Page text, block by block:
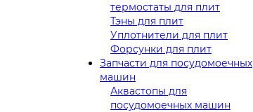
термостаты для плит
Тэны для плит
Уплотнители для плит
Форсунки для плит
Запчасти для посудомоечных
машин
Аквастопы для
посудомоечных машин